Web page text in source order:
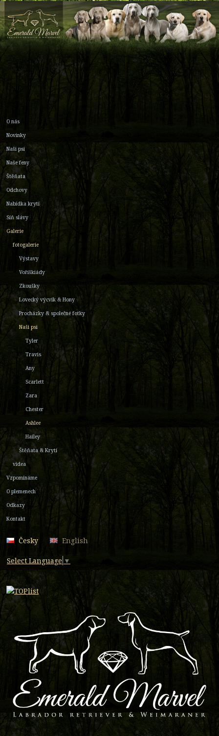
O nás
Novinky
Naši psi
Naše feny
Štěňata
Odchovy
Nabídka krytí
Síň slávy
Galerie
fotogalerie
Výstavy
Voříškiády
Zkoušky
Lovecký výcvik & Hony
Procházky & společné fotky
Naši psi
Tyler
Travis
Any
Scarlett
Zara
Chester
Ashlee
Hailey
Štěňata & Krytí
videa
Vzpomínáme
O plemenech
Odkazy
Kontakt
Česky English
Select Language ▼